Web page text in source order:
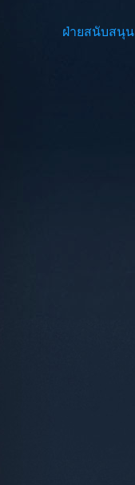
ฝ่ายสนับสนุน